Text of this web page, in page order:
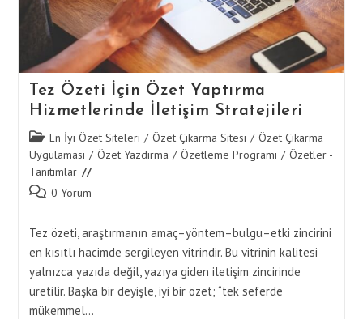
Tez Özeti İçin Özet Yaptırma
Hizmetlerinde İletişim Stratejileri
Post
category:
En İyi Özet Siteleri / Özet Çıkarma Sitesi / Özet Çıkarma
Uygulaması / Özet Yazdırma / Özetleme Programı / Özetler -
Tanıtımlar
Post 0 Yorum
Tez özeti, araştırmanın amaç–yöntem–bulgu–etki zincirini
en kısıtlı hacimde sergileyen vitrindir. Bu vitrinin kalitesi
yalnızca yazıda değil, yazıya giden iletişim zincirinde
üretilir. Başka bir deyişle, iyi bir özet; “tek seferde
mükemmel…